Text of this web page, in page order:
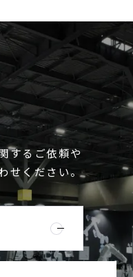
するご依頼や
せください。